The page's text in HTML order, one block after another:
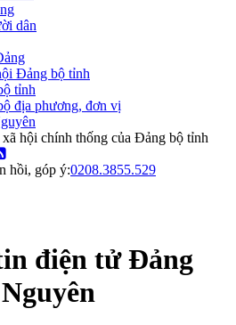
dân
Đảng bộ tỉnh
tỉnh
địa phương, đơn vị
hội chính thống của Đảng bộ tỉnh
hồi, góp ý:0208.3855.529
điện tử Đảng